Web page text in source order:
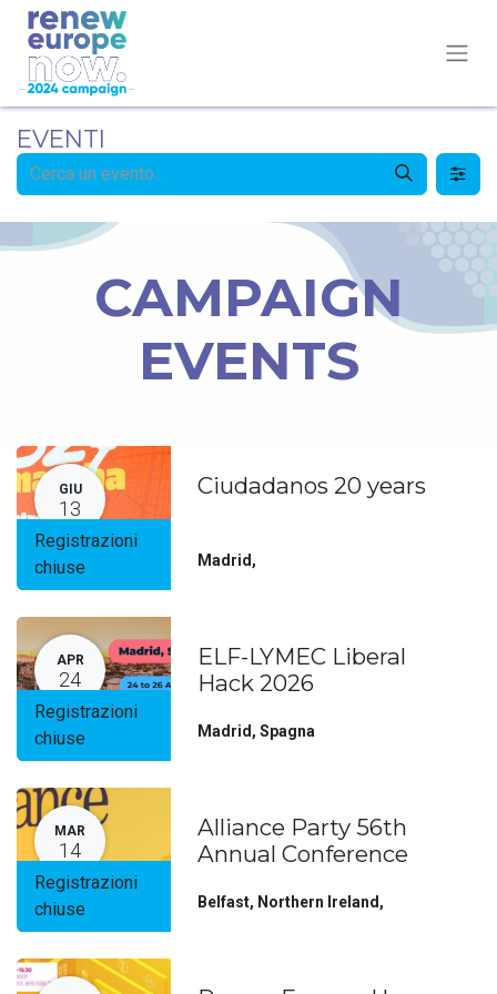
EVENTI
CAMPAIGN
EVENTS
GIU
13
Registrazioni
chiuse
Ciudadanos 20 years
Madrid ,
APR
24
Registrazioni
chiuse
ELF-LYMEC Liberal
Hack 2026
Madrid ,Spagna
MAR
14
Registrazioni
chiuse
Alliance Party 56th
Annual Conference
Belfast, Northern Ireland ,